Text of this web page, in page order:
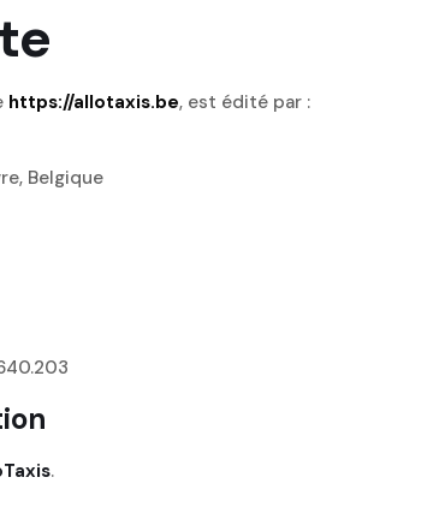
https://allotaxis.be, est édité par :
Belgique
.